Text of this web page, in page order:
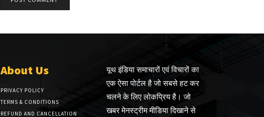
About Us
PRIVACY POLICY
TERMS & CONDITIONS
REFUND AND CANCELLATION
यूथ इंडिया समाचारों एवं विचारों का
एक ऐसा पोर्टल है जो सबसे हट कर
चलने के लिए लोकप्रिय है। जो
खबर मेनस्ट्रीम मीडिया दिखाने से